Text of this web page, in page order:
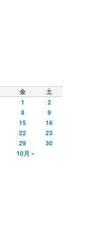
金
土
1
2
8
9
15
16
22
23
29
30
10月 »